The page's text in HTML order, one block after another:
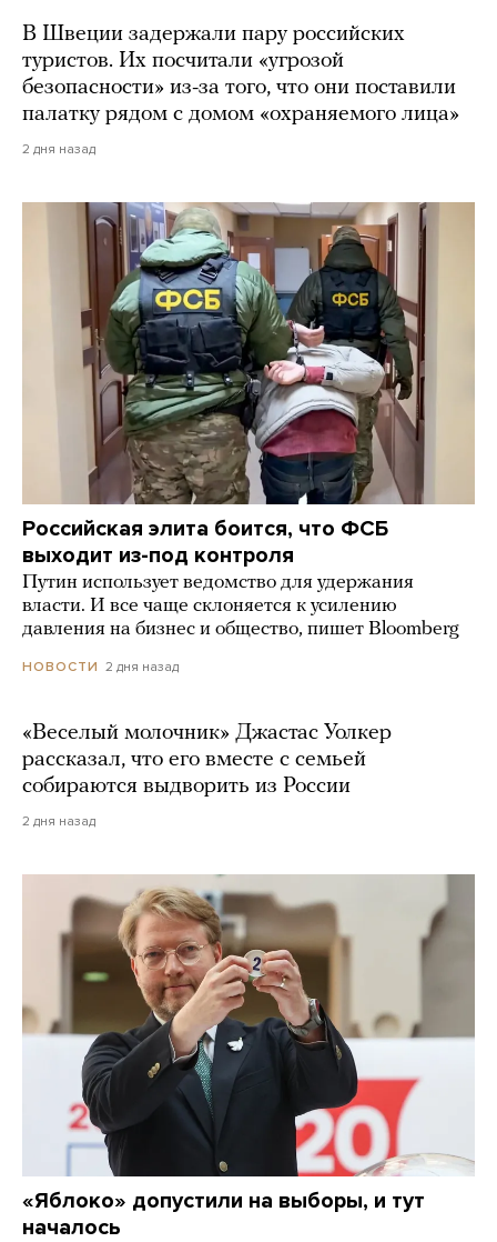
В Швеции задержали пару российских
туристов. Их посчитали «угрозой
безопасности» из-за того, что они поставили
палатку рядом с домом «охраняемого лица»
2 дня назад
Российская элита боится, что ФСБ
выходит из-под контроля
Путин использует ведомство для удержания
власти. И все чаще склоняется к усилению
давления на бизнес и общество, пишет Bloomberg
НОВОСТИ 2 дня назад
«Веселый молочник» Джастас Уолкер
рассказал, что его вместе с семьей
собираются выдворить из России
2 дня назад
«Яблоко» допустили на выборы, и тут
началось